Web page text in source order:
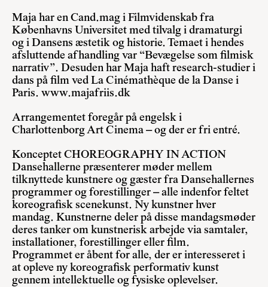
Maja har en Cand.mag i Filmvidenskab fra
Københavns Universitet med tilvalg i dramaturgi
og i Dansens æstetik og historie. Temaet i hendes
afsluttende afhandling var “Bevægelse som filmisk
narrativ”. Desuden har Maja haft research-studier i
dans på film ved La Cinémathèque de la Danse i
Paris. www.majafriis.dk
Arrangementet foregår på engelsk i
Charlottenborg Art Cinema – og der er fri entré.
Konceptet CHOREOGRAPHY IN ACTION
Dansehallerne præsenterer møder mellem
tilknyttede kunstnere og gæster fra Dansehallernes
programmer og forestillinger – alle indenfor feltet
koreografisk scenekunst. Ny kunstner hver
mandag. Kunstnerne deler på disse mandagsmøder
deres tanker om kunstnerisk arbejde via samtaler,
installationer, forestillinger eller film.
Programmet er åbent for alle, der er interesseret i
at opleve ny koreografisk performativ kunst
gennem intellektuelle og fysiske oplevelser.